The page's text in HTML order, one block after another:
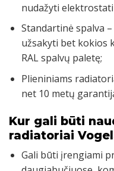
nudažyti
Standartinė spalva
užsakyti bet kokios
RAL spalvų paletę;
Plieniniams
net 10 metų
Kur gali būti
radiatoriai
Gali būti įrengiami